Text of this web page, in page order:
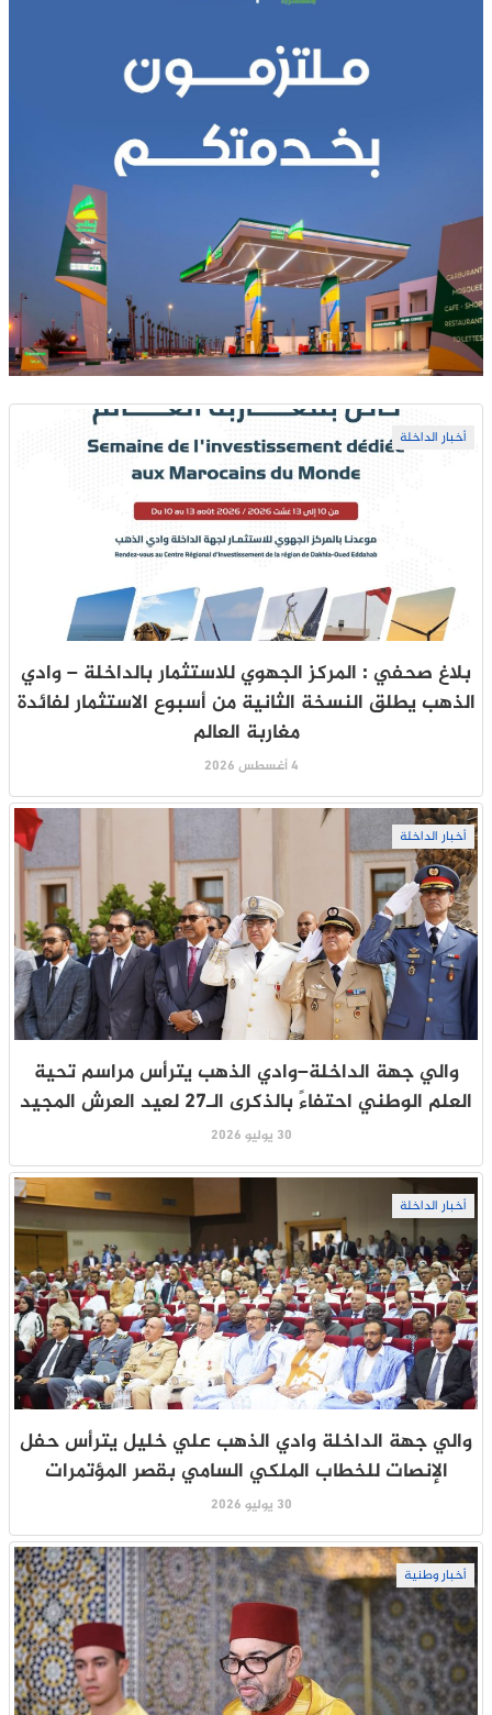
أخبار الداخلة
بلاغ صحفي : المركز الجهوي للاستثمار بالداخلة – وادي
الذهب يطلق النسخة الثانية من أسبوع الاستثمار لفائدة
مغاربة العالم
4 أغسطس 2026
أخبار الداخلة
والي جهة الداخلة–وادي الذهب يترأس مراسم تحية
العلم الوطني احتفاءً بالذكرى الـ27 لعيد العرش المجيد
30 يوليو 2026
أخبار الداخلة
والي جهة الداخلة وادي الذهب علي خليل يترأس حفل
الإنصات للخطاب الملكي السامي بقصر المؤتمرات
30 يوليو 2026
أخبار وطنية